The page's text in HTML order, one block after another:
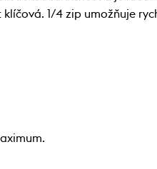
1/4 zip umožňuje